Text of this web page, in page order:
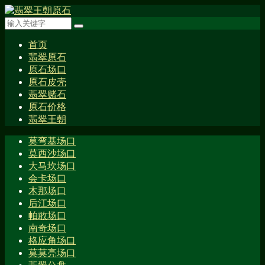
首页
翡翠原石
原石场口
原石皮壳
翡翠赌石
原石价格
翡翠王朝
莫弯基场口
莫西沙场口
大马坎场口
会卡场口
木那场口
后江场口
帕敢场口
南奇场口
格应角场口
莫莫亮场口